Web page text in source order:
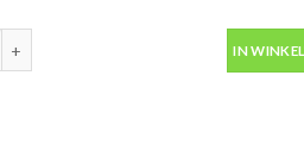
M600 in blik 500ml -Motip 000186
IN